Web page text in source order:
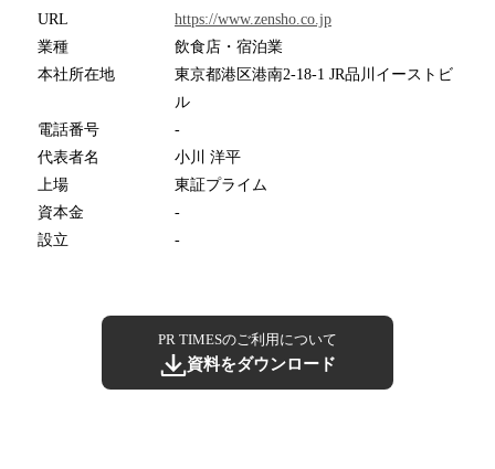
URL
https://www.zensho.co.jp
業種
飲食店・宿泊業
本社所在地
東京都港区港南2-18-1 JR品川イーストビ
ル
電話番号
-
代表者名
小川 洋平
上場
東証プライム
資本金
-
設立
-
PR TIMESのご利用について
資料をダウンロード